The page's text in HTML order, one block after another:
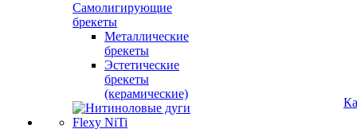
Самолигирующие
брекеты
Металлические
брекеты
Эстетические
брекеты
(керамические)